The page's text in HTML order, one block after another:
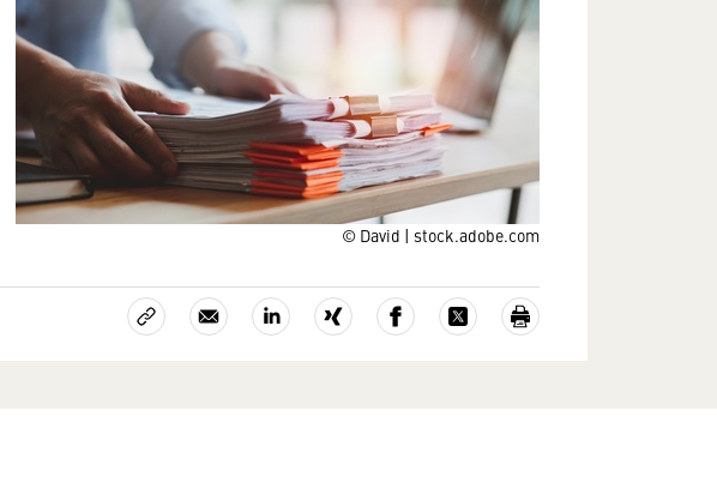
© David | stock.adobe.com